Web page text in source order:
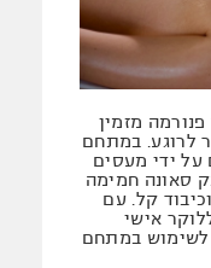
מזמין
לרוגע. במתחם
על ידי מעסים
סאונה חמימה
קל. עם
אישי
לשימוש במתחם